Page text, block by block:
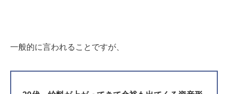
一般的に言われることですが、